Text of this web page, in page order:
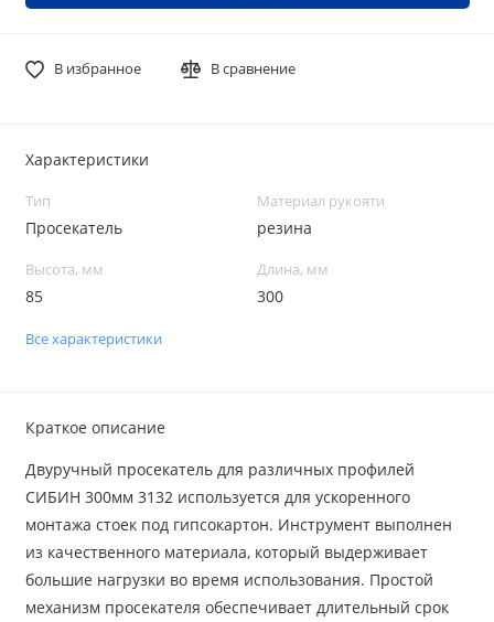
В избранное В сравнение
Характеристики
Тип
Просекатель
Материал рукояти
резина
Высота, мм
85
Длина, мм
300
Все характеристики
Краткое описание
Двуручный просекатель для различных профилей
СИБИН 300мм 3132 используется для ускоренного
монтажа стоек под гипсокартон. Инструмент выполнен
из качественного материала, который выдерживает
большие нагрузки во время использования. Простой
механизм просекателя обеспечивает длительный срок